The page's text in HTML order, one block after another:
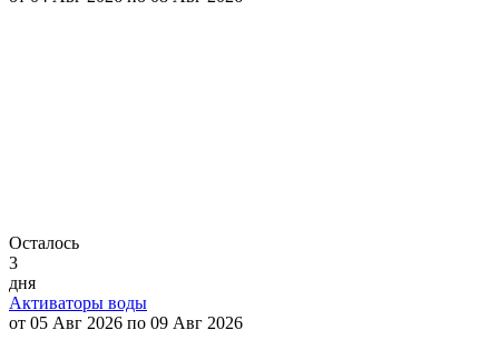
Осталось
3
дня
Активаторы воды
от 05 Авг 2026 по 09 Авг 2026